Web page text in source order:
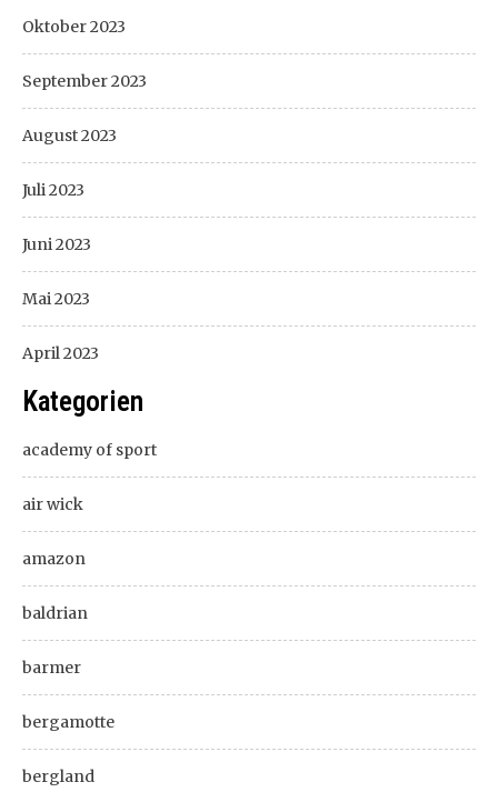
Oktober 2023
September 2023
August 2023
Juli 2023
Juni 2023
Mai 2023
April 2023
Kategorien
academy of sport
air wick
amazon
baldrian
barmer
bergamotte
bergland